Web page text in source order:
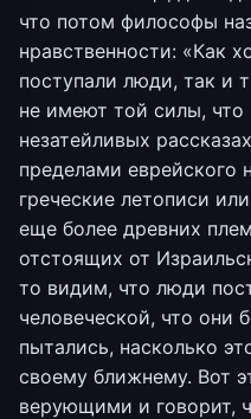
что потом философы
нравственности: «Как
поступали люди, так и
не имеют той силы,
незатейливых
пределами еврейского
греческие летописи
еще более древних
отстоящих от
то видим, что люди
человеческой, что они
пытались, насколько
своему ближнему. Вот
верующими и говорит,